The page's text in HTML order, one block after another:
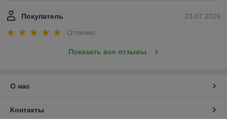
23.07.2026
Покупатель
Отлично
Показать все отзывы
О нас
Контакты